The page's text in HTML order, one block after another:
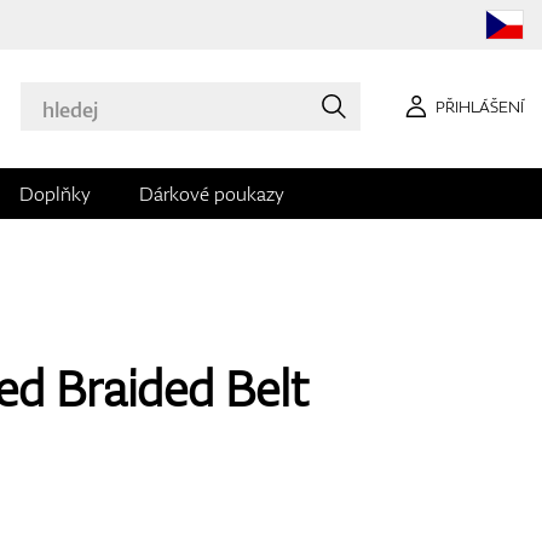
PŘIHLÁŠENÍ
Doplňky Dárkové poukazy
Braided Belt